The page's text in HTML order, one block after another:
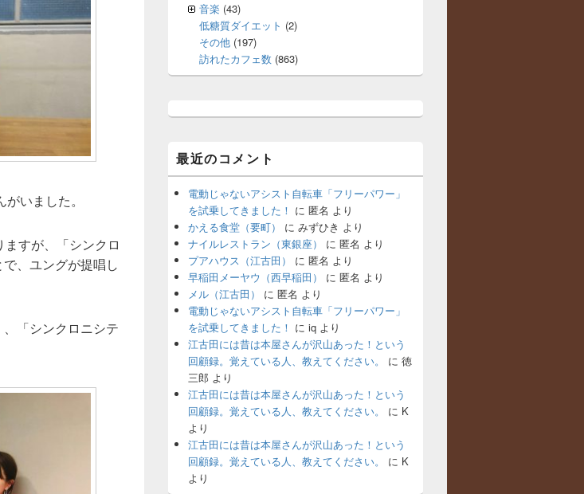
いました。
すが、「シンクロ
、ユングが提唱し
「シンクロニシテ
音楽 (43)
低糖質ダイエット (2)
その他 (197)
訪れたカフェ数 (863)
最近のコメント
電動じゃないアシスト自転車「フリーパワー」
を試乗してきました！ に 匿名 より
かえる食堂（要町）
に みずひき より
ナイルレストラン（東銀座）
に 匿名 より
プアハウス（江古田）
に 匿名 より
早稲田メーヤウ（西早稲田）
に 匿名 より
メル（江古田）
に 匿名 より
電動じゃないアシスト自転車「フリーパワー」
を試乗してきました！ に iq より
江古田には昔は本屋さんが沢山あった！という
回顧録。覚えている人、教えてください。
に 徳
三郎 より
江古田には昔は本屋さんが沢山あった！という
回顧録。覚えている人、教えてください。
に K
より
江古田には昔は本屋さんが沢山あった！という
回顧録。覚えている人、教えてください。
に K
より